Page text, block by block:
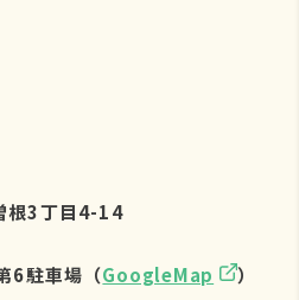
根3丁目4-14
6駐車場（GoogleMap
）